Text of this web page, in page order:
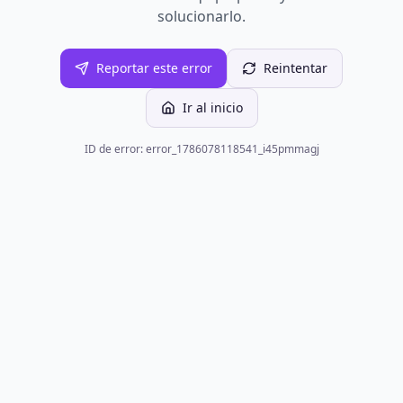
solucionarlo.
Reportar este error Reintentar
Ir al inicio
ID de error: error_1786078118541_i45pmmagj